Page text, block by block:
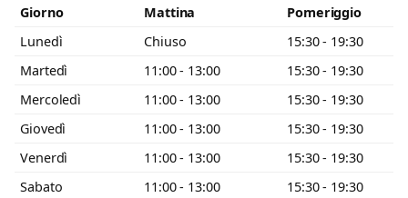
Giorno Mattina
Pomeriggio
Lunedì
Chiuso
15:30 - 19:30
Martedì
11:00 - 13:00
15:30 - 19:30
Mercoledì
11:00 - 13:00
15:30 - 19:30
Giovedì
11:00 - 13:00
15:30 - 19:30
Venerdì
11:00 - 13:00
15:30 - 19:30
Sabato
11:00 - 13:00 15:30 - 19:30
Minimo 20 caratteri Invia messaggio